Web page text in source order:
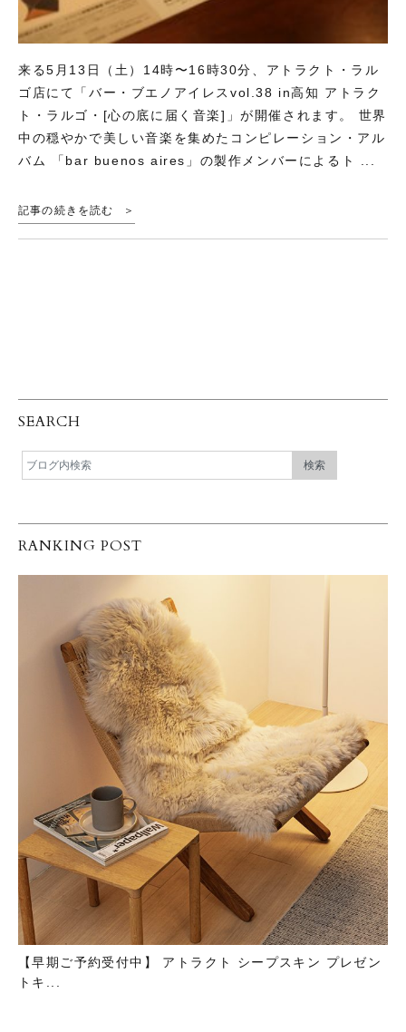
来る5月13日（土）14時〜16時30分、アトラクト・ラル
ゴ店にて「バー・ブエノアイレスvol.38 in高知 アトラク
ト・ラルゴ・[心の底に届く音楽]」が開催されます。 世界
中の穏やかで美しい音楽を集めたコンピレーション・アル
バム 「bar buenos aires」の製作メンバーによるト ...
記事の続きを読む
SEARCH
RANKING POST
【早期ご予約受付中】 アトラクト シープスキン プレゼン
トキ...